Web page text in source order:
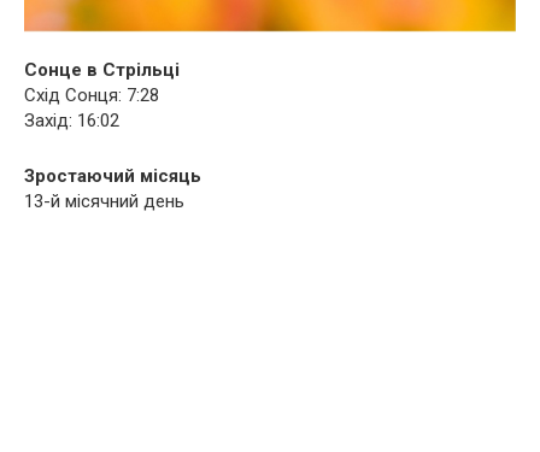
Сонце в Стрільці
Схід Сонця: 7:28
Захід: 16:02
Зростаючий місяць
13-й місячний день